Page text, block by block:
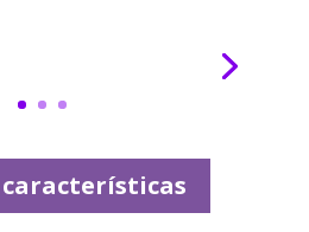
características